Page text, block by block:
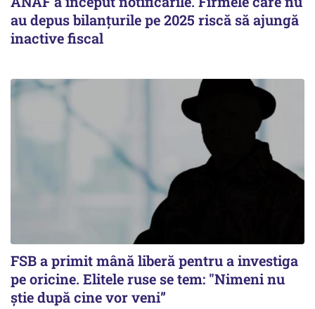
au depus bilanțurile pe 2025 riscă să ajungă
inactive fiscal
FSB a primit mână liberă pentru a investiga
pe oricine. Elitele ruse se tem: "Nimeni nu
știe după cine vor veni”